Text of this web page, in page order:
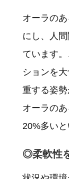
オーラの
にし、人
ています
ションを
重する姿勢
オーラの
20%多いと
◎柔軟性